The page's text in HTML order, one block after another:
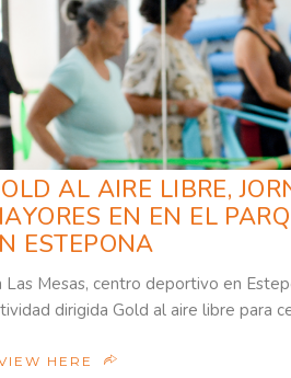
AL AIRE LIBRE,
EN EN EL
ESTEPONA
Las Mesas, centro deportivo en
dirigida Gold al aire libre para
HERE